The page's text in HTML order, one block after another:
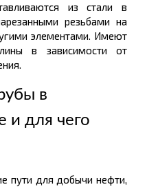
из стали в
резьбами на
элементами. Имеют
в зависимости от
в
и для чего
пути для добычи нефти,